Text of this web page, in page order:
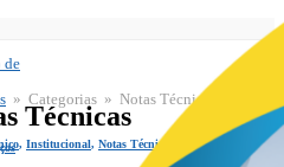
de
» Categorias » Notas Técnicas
Técnicas
, Institucional, Notas Técnicas Prestação de